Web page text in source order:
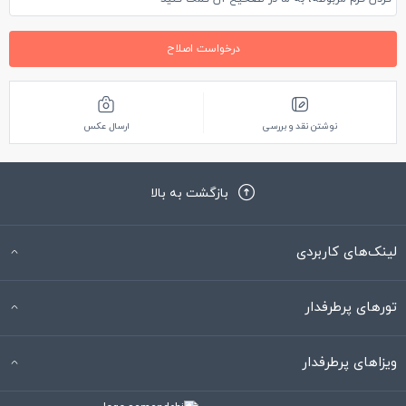
درخواست اصلاح
نوشتن نقد و بررسی ارسال عکس
بازگشت به بالا
لینک‌های کاربردی
تورهای پرطرفدار
ویزاهای پرطرفدار